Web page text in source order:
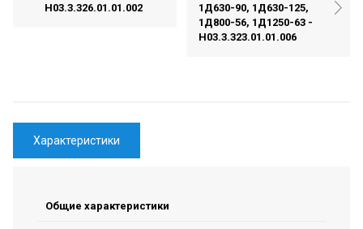
Н03.3.326.01.01.002
1Д630-90, 1Д630-125,
1Д800-56, 1Д1250-63 -
Н03.3.323.01.01.006
Характеристики
Общие характеристики